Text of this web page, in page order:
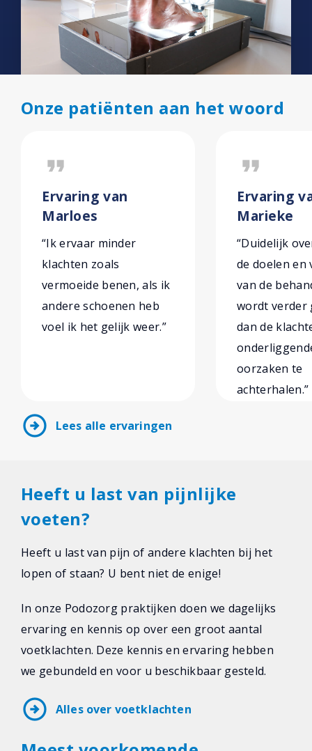
Onze patiënten aan het woord
format_quote
Ervaring van
Marloes
“Ik ervaar minder
klachten zoals
vermoeide benen, als ik
andere schoenen heb
voel ik het gelijk weer.”
format_quote
Ervaring
Marieke
“Duidelijk
de doelen
van de
wordt verder
dan de
oorzaken te
achterhalen.”
arrow_circle_right Lees alle ervaringen
Heeft u last van pijnlijke
voeten?
Heeft u last van pijn of andere klachten bij het
lopen of staan? U bent niet de enige!
In onze Podozorg praktijken doen we dagelijks
ervaring en kennis op over een groot aantal
voetklachten. Deze kennis en ervaring hebben
we gebundeld en voor u beschikbaar gesteld.
arrow_circle_right Alles over voetklachten